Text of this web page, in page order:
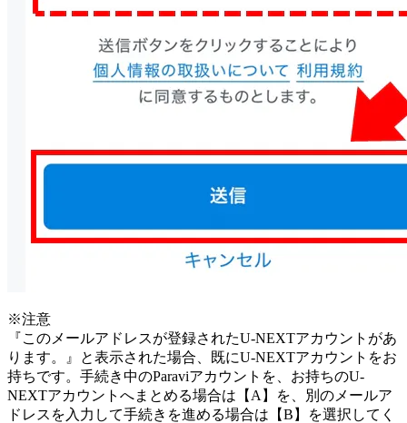
※注意
『このメールアドレスが登録されたU-NEXTアカウントがあ
ります。』と表示された場合、既にU-NEXTアカウントをお
持ちです。手続き中のParaviアカウントを、お持ちのU-
NEXTアカウントへまとめる場合は【A】を、別のメールア
ドレスを入力して手続きを進める場合は【B】を選択してく